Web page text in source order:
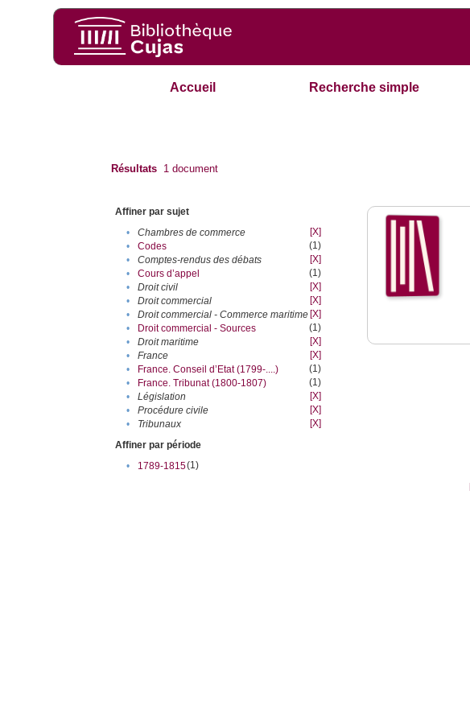
Accueil Recherche simple
Résultats 1 document
Affiner par sujet
•
Chambres de commerce
[X]
•
Codes
(1)
•
Comptes-rendus des débats
[X]
•
Cours d’appel
(1)
•
Droit civil
[X]
•
Droit commercial
[X]
•
Droit commercial - Commerce maritime [X]
•
Droit commercial - Sources
(1)
•
Droit maritime
[X]
•
France
[X]
•
France. Conseil d’Etat (1799-....)
(1)
•
France. Tribunat (1800-1807)
(1)
•
Législation
[X]
•
Procédure civile
[X]
•
Tribunaux
[X]
Affiner par période
•
1789-1815(1)